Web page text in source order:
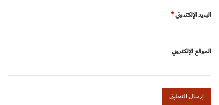
البريد الإلكتروني*
الموقع الإلكتروني